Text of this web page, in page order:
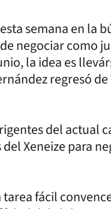
semana en la
negociar como
la idea es
regresó
del actual
Xeneize para
tarea fácil